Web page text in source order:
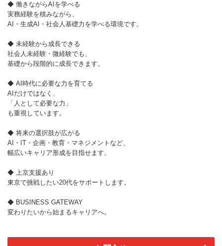
◆ 働きながらAIを学べる
実務経験を積みながら、
AI・生成AI・社会人基礎力を学べる環境です。
◆ 未経験から成長できる
社会人未経験・微経験でも、
基礎から段階的に成長できます。
◆ AI時代に必要な力を育てる
AIだけではなく、
「人として必要な力」
も重視しています。
◆ 将来の選択肢が広がる
AI・IT・企画・教育・マネジメントなど、
幅広いキャリア形成を目指せます。
◆ 上京支援あり
東京で挑戦したい20代をサポートします。
◆ BUSINESS GATEWAY
変わりたいから始まるキャリアへ。